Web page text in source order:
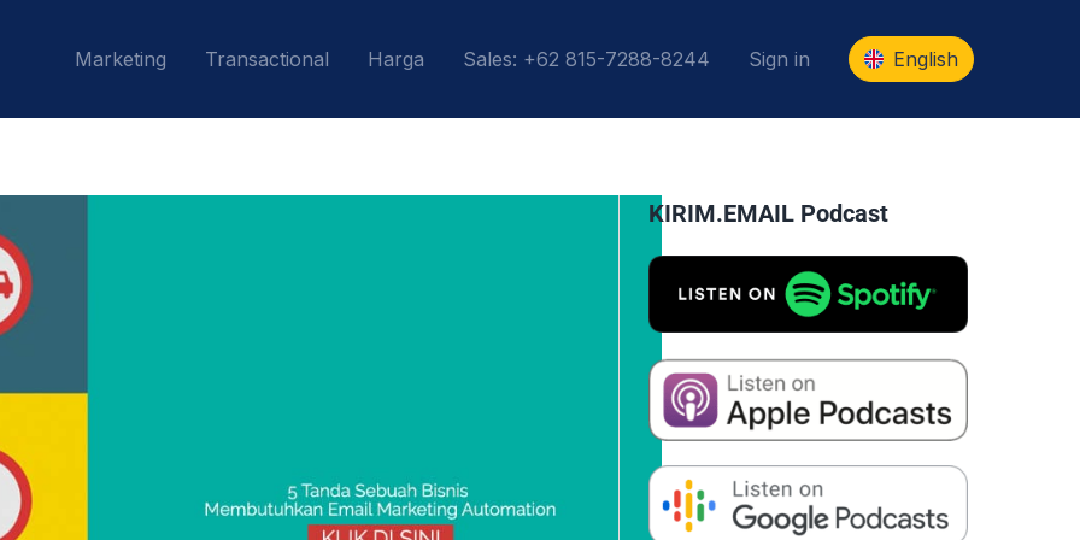
Marketing Transactional Harga Sales: +62 815-7288-8244 Sign in English
KIRIM.EMAIL Podcast